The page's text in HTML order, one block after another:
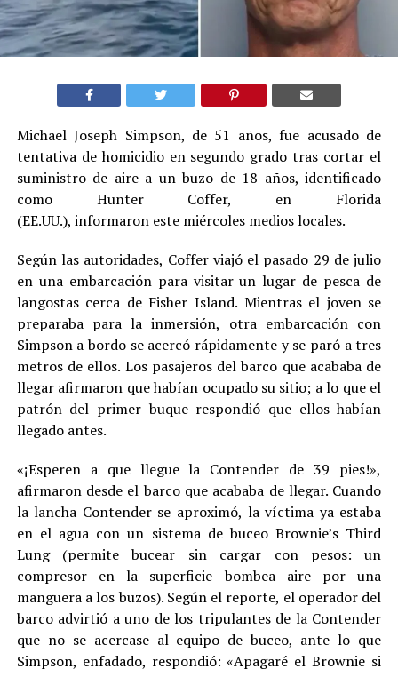
Michael Joseph Simpson, de 51 años, fue acusado de
tentativa de homicidio en segundo grado tras cortar el
suministro de aire a un buzo de 18 años, identificado
como Hunter Coffer, en Florida
(EE.UU.), informaron este miércoles medios locales.
Según las autoridades, Coffer viajó el pasado 29 de julio
en una embarcación para visitar un lugar de pesca de
langostas cerca de Fisher Island. Mientras el joven se
preparaba para la inmersión, otra embarcación con
Simpson a bordo se acercó rápidamente y se paró a tres
metros de ellos. Los pasajeros del barco que acababa de
llegar afirmaron que habían ocupado su sitio; a lo que el
patrón del primer buque respondió que ellos habían
llegado antes.
«¡Esperen a que llegue la Contender de 39 pies!»,
afirmaron desde el barco que acababa de llegar. Cuando
la lancha Contender se aproximó, la víctima ya estaba
en el agua con un sistema de buceo Brownie’s Third
Lung (permite bucear sin cargar con pesos: un
compresor en la superficie bombea aire por una
manguera a los buzos). Según el reporte, el operador del
barco advirtió a uno de los tripulantes de la Contender
que no se acercase al equipo de buceo, ante lo que
Simpson, enfadado, respondió: «Apagaré el Brownie si